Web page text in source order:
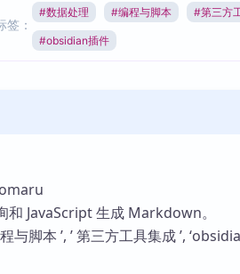
热门
市场
Zotero 插件
签：
#数据处理 #编程与脚本 #第三方
#obsidian插件
JavaScript 生成 Markdown。
与脚本 ’, ’ 第三方工具集成 ’,